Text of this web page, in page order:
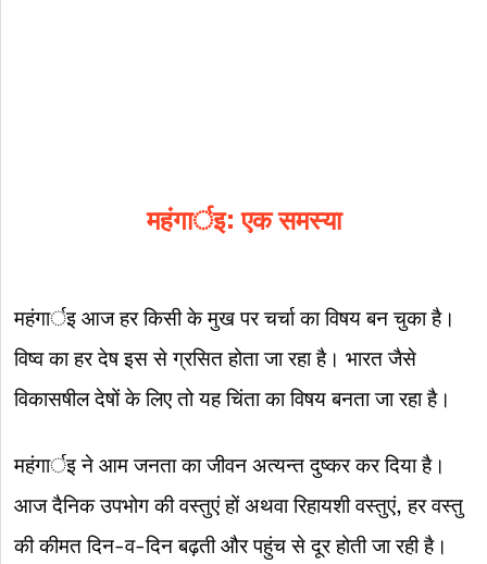
महंगार्इ: एक समस्या
महंगार्इ आज हर किसी के मुख पर चर्चा का विषय बन चुका है।
विष्व का हर देष इस से ग्रसित होता जा रहा है। भारत जैसे
विकासषील देषों के लिए तो यह चिंता का विषय बनता जा रहा है।
महंगार्इ ने आम जनता का जीवन अत्यन्त दुष्कर कर दिया है।
आज दैनिक उपभोग की वस्तुएं हों अथवा रिहायशी वस्तुएं, हर वस्तु
की कीमत दिन-व-दिन बढ़ती और पहुंच से दूर होती जा रही है।